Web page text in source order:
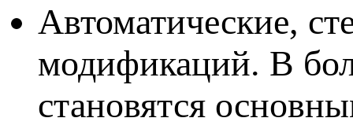
Автоматические,
модификаций. В
становятся